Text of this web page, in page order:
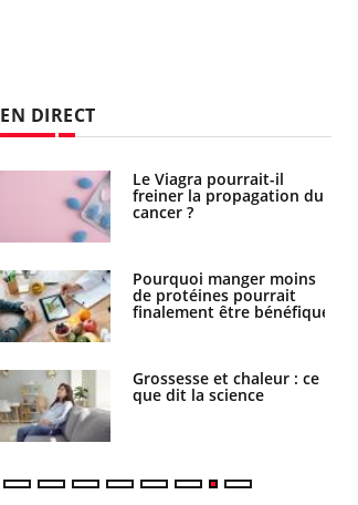
EN DIRECT
Le Viagra pourrait-il
freiner la propagation du
cancer ?
Pourquoi manger moins
de protéines pourrait
finalement être bénéfique
Grossesse et chaleur : ce
que dit la science